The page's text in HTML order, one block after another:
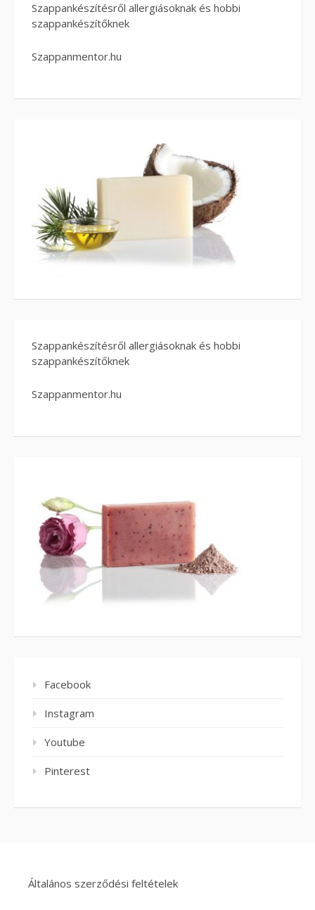
Szappankészítésről allergiásoknak és hobbi
szappankészítőknek
Szappanmentor.hu
Szappankészítésről allergiásoknak és hobbi
szappankészítőknek
Szappanmentor.hu
Facebook
Instagram
Youtube
Pinterest
Általános szerződési feltételek